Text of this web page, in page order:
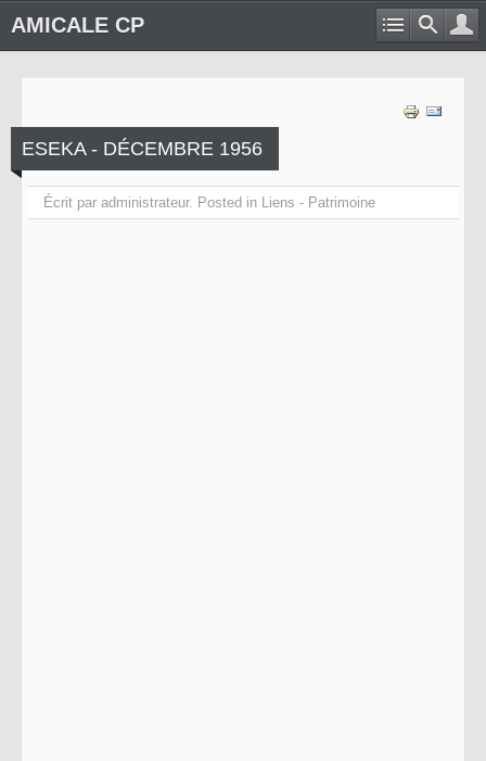
AMICALE CP
ESEKA - DÉCEMBRE 1956
Écrit par administrateur. Posted in Liens - Patrimoine